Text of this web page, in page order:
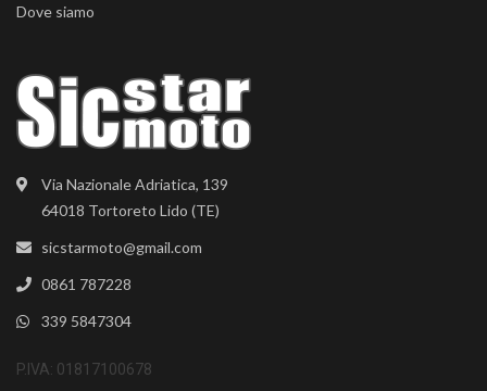
Via Nazionale Adriatica, 139
64018 Tortoreto Lido (TE)
sicstarmoto@gmail.com
0861 787228
339 5847304
P.IVA: 01817100678
Dove siamo